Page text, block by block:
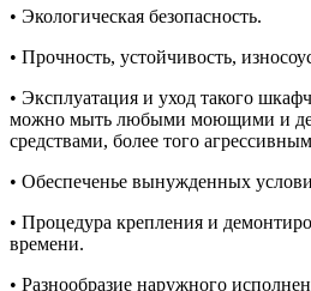
• Экологическая безопасность.
• Прочность, устойчивость,
• Эксплуатация и уход такого
можно мыть любыми моющими и
средствами, более того
• Обеспеченье вынужденных
• Процедура крепления и
времени.
• Разнообразие наружного